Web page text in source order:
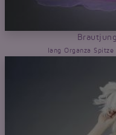
lang Organza